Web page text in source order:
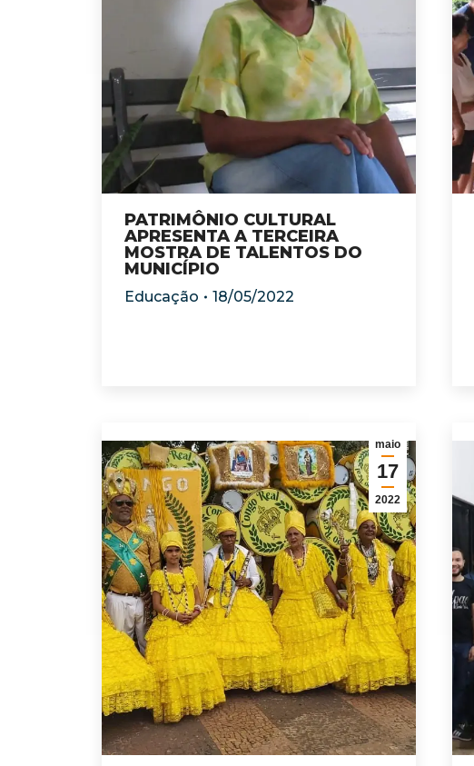
PATRIMÔNIO CULTURAL
APRESENTA A TERCEIRA
MOSTRA DE TALENTOS DO
MUNICÍPIO
Educação 18/05/2022
maio
17
2022